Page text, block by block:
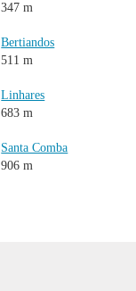
347 m
Bertiandos
511 m
Linhares
683 m
Santa Comba
906 m